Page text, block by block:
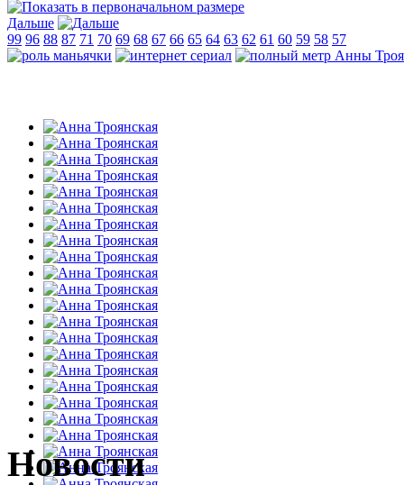
Дальше
99 96 88 87 71 70 69 68 67 66 65 64 63 62 61 60 59 58 57
Новости